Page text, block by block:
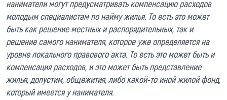
наниматели могут предусматривать компенсацию расходов
молодым специалистам по найму жилья. То есть это может
быть как решение местных и распорядительных, так и
решение самого нанимателя, которое уже определяется на
уровне локального правового акта. То есть это может быть и
компенсация расходов, и это может быть представление
жилья, допустим, общежития, либо какой-то иной жилой фонд,
который имеется у нанимателя.